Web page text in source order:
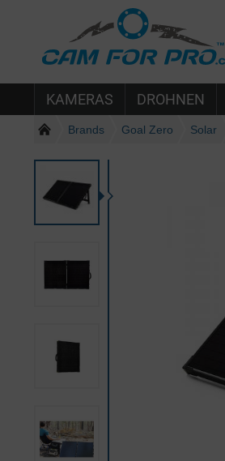
KAMERAS DROHNEN
Brands Goal Zero Solar